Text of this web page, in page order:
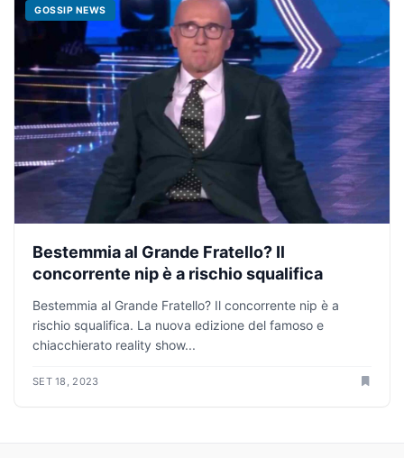
GOSSIP NEWS
Bestemmia al Grande Fratello? Il
concorrente nip è a rischio squalifica
Bestemmia al Grande Fratello? Il concorrente nip è a
rischio squalifica. La nuova edizione del famoso e
chiacchierato reality show...
SET 18, 2023